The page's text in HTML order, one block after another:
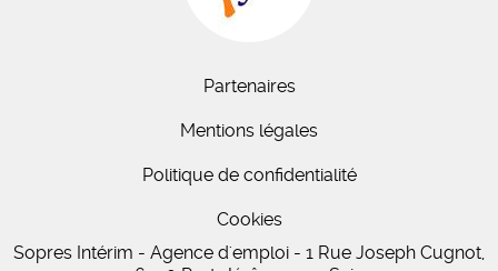
Partenaires
Mentions légales
Politique de confidentialité
Cookies
Sopres Intérim - Agence d'emploi - 1 Rue Joseph Cugnot,